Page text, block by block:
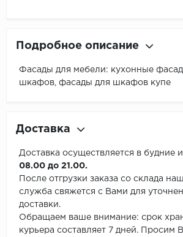
Подробное описание
Фасады для мебели: кухонные
шкафов, фасады для шкафов купе
Доставка
Доставка осуществляется в будние
08.00 до 21.00.
После отгрузки заказа со склада
служба свяжется с Вами для
доставки.
Обращаем ваше внимание: срок
курьера составляет 7 дней. Просим